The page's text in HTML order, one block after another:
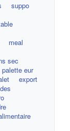
suppo
meal
sec
palette eur
export